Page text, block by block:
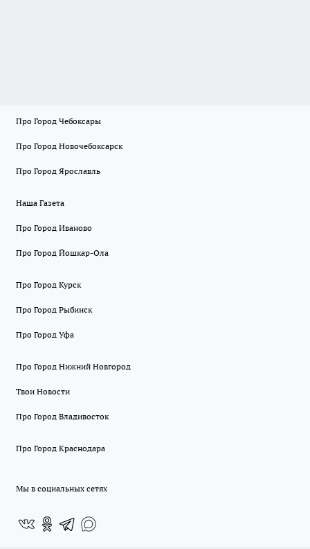
Про Город Чебоксары
Про Город Новочебоксарск
Про Город Ярославль
Наша Газета
Про Город Иваново
Про Город Йошкар-Ола
Про Город Курск
Про Город Рыбинск
Про Город Уфа
Про Город Нижний Новгород
Твои Новости
Про Город Владивосток
Про Город Краснодара
Мы в социальных сетях